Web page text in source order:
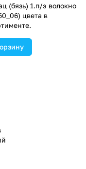
(бязь) 1.п/э волокно
цвета в